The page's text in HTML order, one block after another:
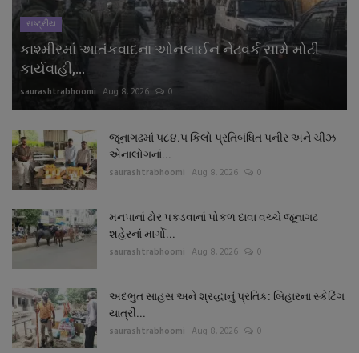
રાષ્ટ્રીય
કાશ્મીરમાં આતંકવાદના ઓનલાઈન નેટવર્ક સામે મોટી
કાર્યવાહી,...
saurashtrabhoomi Aug 8, 2026 0
જૂનાગઢમાં ૫૮૪.૫ કિલો પ્રતિબંધિત પનીર અને ચીઝ
એનાલોગનાં...
saurashtrabhoomi Aug 8, 2026 0
મનપાનાં ઢોર પકડવાનાં પોકળ દાવા વચ્ચે જૂનાગઢ
શહેરનાં માર્ગો...
saurashtrabhoomi Aug 8, 2026 0
અદભુત સાહસ અને શ્રદ્ધાનું પ્રતિક: બિહારના સ્કેટિંગ
યાત્રી...
saurashtrabhoomi Aug 8, 2026 0